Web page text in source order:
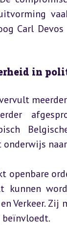
Carl
in
openbare
kunnen
Verkeer.